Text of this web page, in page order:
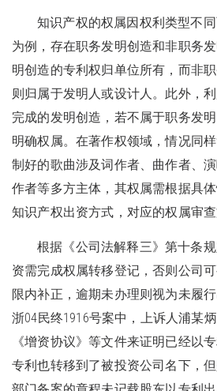
知识产权的权属因权利类型不
为例，存在职务发明创造和非职务
明创造的专利权归单位所有，而非
则归属于发明人或设计人。此外，
完成的发明创造，若不属于职务发
明确权属。在著作权领域，情况同
制好的歌曲涉及词作者、曲作者、
作者等多方主体，其权属需根据具
知识产权出资方式，对应的权属审查
根据《公司法解释三》第十条
资需完成权属转移登记，否则公司
限内补正，逾期未办理则视为未履行
浙04民终1916号案中，上诉人浦某
《增资协议》等文件来证明已经以
专利也转移到了被投资公司名下，